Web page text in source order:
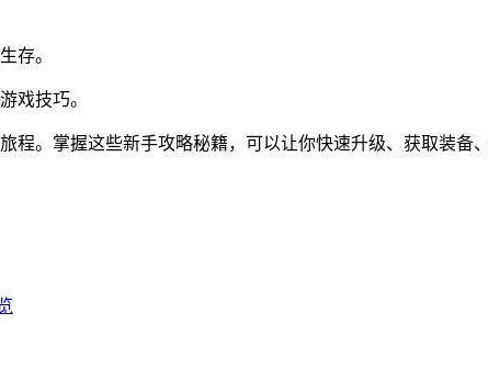
存。
戏技巧。
程。掌握这些新手攻略秘籍，可以让你快速升级、获取装